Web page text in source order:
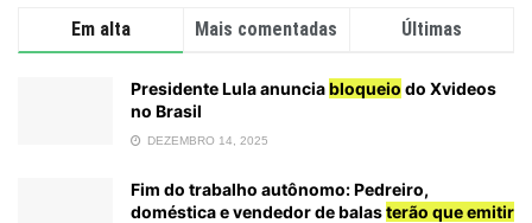
Em alta Mais comentadas Últimas
Presidente Lula anunciabloqueio do Xvideos
no Brasil
DEZEMBRO 14, 2025
Fim do trabalho autônomo: Pedreiro,
doméstica e vendedor de balasterão que emitir